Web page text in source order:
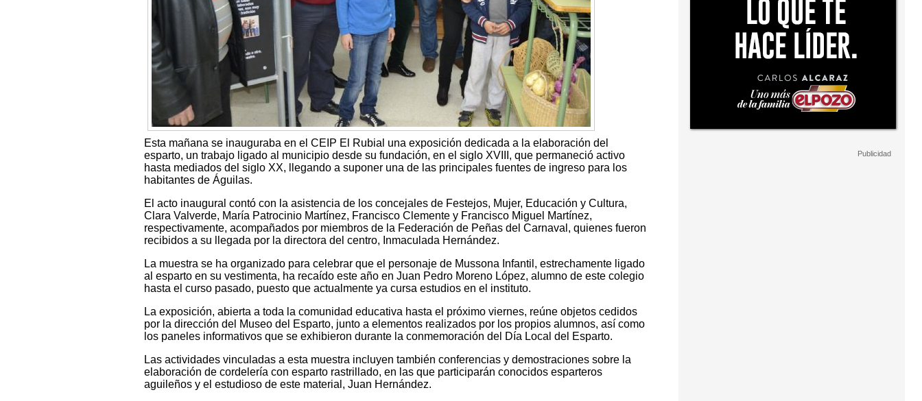
Esta mañana se inauguraba en el CEIP El Rubial una exposición dedicada a la elaboración del
esparto, un trabajo ligado al municipio desde su fundación, en el siglo XVIII, que permaneció activo
hasta mediados del siglo XX, llegando a suponer una de las principales fuentes de ingreso para los
habitantes de Águilas.
El acto inaugural contó con la asistencia de los concejales de Festejos, Mujer, Educación y Cultura,
Clara Valverde, María Patrocinio Martínez, Francisco Clemente y Francisco Miguel Martínez,
respectivamente, acompañados por miembros de la Federación de Peñas del Carnaval, quienes fueron
recibidos a su llegada por la directora del centro, Inmaculada Hernández.
La muestra se ha organizado para celebrar que el personaje de Mussona Infantil, estrechamente ligado
al esparto en su vestimenta, ha recaído este año en Juan Pedro Moreno López, alumno de este colegio
hasta el curso pasado, puesto que actualmente ya cursa estudios en el instituto.
La exposición, abierta a toda la comunidad educativa hasta el próximo viernes, reúne objetos cedidos
por la dirección del Museo del Esparto, junto a elementos realizados por los propios alumnos, así como
los paneles informativos que se exhibieron durante la conmemoración del Día Local del Esparto.
Las actividades vinculadas a esta muestra incluyen también conferencias y demostraciones sobre la
elaboración de cordelería con esparto rastrillado, en las que participarán conocidos esparteros
aguileños y el estudioso de este material, Juan Hernández.